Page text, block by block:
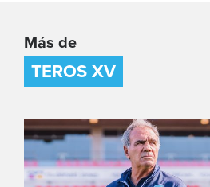
Más de
TEROS XV